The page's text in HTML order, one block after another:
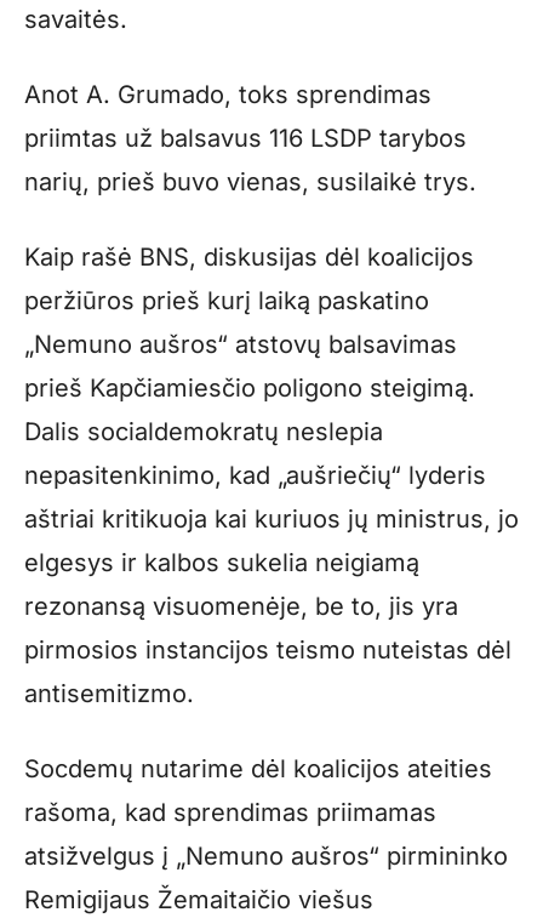
savaitės.
Anot A. Grumado, toks sprendimas
priimtas už balsavus 116 LSDP tarybos
narių, prieš buvo vienas, susilaikė trys.
Kaip rašė BNS, diskusijas dėl koalicijos
peržiūros prieš kurį laiką paskatino
„Nemuno aušros“ atstovų balsavimas
prieš Kapčiamiesčio poligono steigimą.
Dalis socialdemokratų neslepia
nepasitenkinimo, kad „aušriečių“ lyderis
aštriai kritikuoja kai kuriuos jų ministrus, jo
elgesys ir kalbos sukelia neigiamą
rezonansą visuomenėje, be to, jis yra
pirmosios instancijos teismo nuteistas dėl
antisemitizmo.
Socdemų nutarime dėl koalicijos ateities
rašoma, kad sprendimas priimamas
atsižvelgus į „Nemuno aušros“ pirmininko
Remigijaus Žemaitaičio viešus